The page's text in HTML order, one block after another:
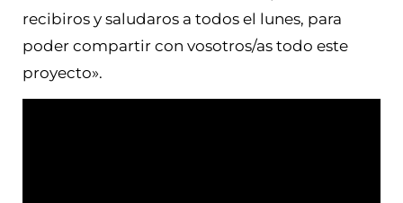
recibiros y saludaros a todos el lunes, para
poder compartir con vosotros/as todo este
proyecto».